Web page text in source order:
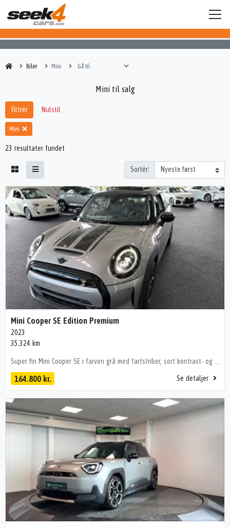
Biler Mini
Mini til salg
Filtrér Nulstil
Mini
23 resultater fundet
Sortér:
Mini Cooper SE Edition Premium
2023
35.324 km
Super fin Mini Cooper SE i farven grå med fartstriber, sort kontrast- og soltag Highlights • Trådløs CarPlay • Bakkamera • App-opkobling (bl.a. forvarmning af kabine) • Sædevarme • Alufælge • Harman Kardon lydanlæg Fuldudstyrsliste: kørecomputer, multifunktionsrat, delkunstlæderindtræk, højdejust. forsæder, splitbagsæde, digitalt cockpit, læderrat, bagagerumsdækken, alufælge, led kørelys, led baglygter, el-soltag, el-sidespejle, centrallås, nøglefri tænding, udv. temp. måler, elektrisk parkeringsbremse, fuldaut. klima, fjernb. centrallås, fartpilot, app integration, 2 zone klima, varmepumpe, sædevarme, el-ruder, dab+ radio, musikstreaming via bluetooth, usb-c tilslutning, navigation, android auto, håndfrit til mobil, apple carplay, usb-a tilslutning, træthedsregistrering, esp, regnsensor, automatisk nødbremsesystem, bakkamera, dæktryksmåler, isofix, automatisk nødassistent, parkeringssensor (bag), parkeringssensor (for), nøglefri adgang, vognbaneassistent, fuld led forlygter 💰 Billig finansiering – også uden udbetaling Vi tilbyder attraktiv finansiering via bl.a. Santander Bank, ofte billigere end bankernes. 📍 Se bilen hos HBG Teknologiparken 2, 9440 Aabybro 🕙 Hverdage kl. 10–17 | Søndag kl. 12–16 Bemærk! i ferie perioder og helligdage kan åbningstider være anderledes. Tjek vores Google side. 📞 Mikkel – 60 16 02 54 📧 salg@hbg.dk Pst! Du kan også sende en SMS! Vognnr.: 4671 Forbehold for tastefejl
164.800 kr. Se detaljer